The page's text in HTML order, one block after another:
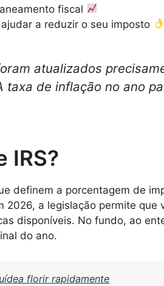
fiscal
a reduzir o seu imposto
atualizados
de inflação no ano
IRS?
definem a porcentagem de
2026, a legislação permite que
disponíveis. No fundo, ao
do ano.
florir rapidamente